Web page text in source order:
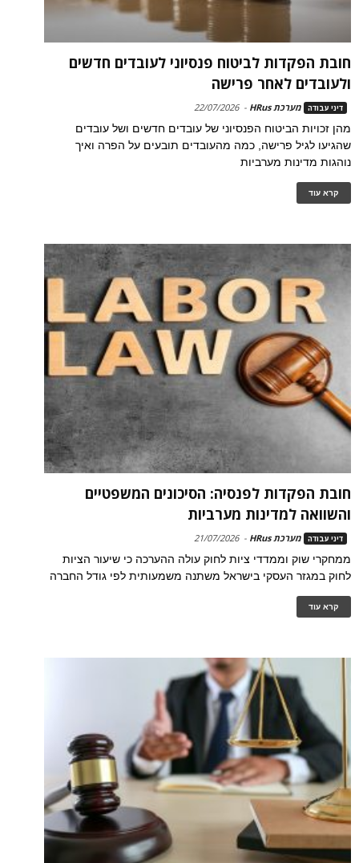
חובת הפקדות לביטוח פנסיוני לעובדים חדשים
ולעובדים לאחר פרישה
דיני עבודה מערכת HRus -
22/07/2026
מהן זכויות הביטוח הפנסיוני של עובדים חדשים ושל עובדים
שהגיעו לגיל פרישה, כמה מהעובדים תובעים על הפרה ואיך
נוהגות מדינות מערביות
קרא עוד
חובת הפקדות לפנסיה: הסיכונים המשפטיים
והשוואה למדינות מערביות
דיני עבודה מערכת HRus -
21/07/2026
ממחקרי שוק וממדדי ציות לחוק עולה ההערכה כי שיעור הציות
לחוק במגזר העסקי בישראל משתנה משמעותית לפי גודל החברה
קרא עוד